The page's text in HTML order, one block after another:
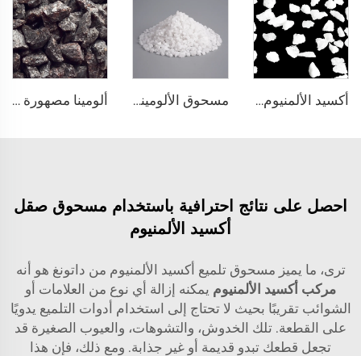
أكسيد الألمنيوم المصهور مسحوق الألومينا المصهور ألومينا مصهورة بنية
احصل على نتائج احترافية باستخدام مسحوق صقل
أكسيد الألمنيوم
ترى، ما يميز مسحوق تلميع أكسيد الألمنيوم من داتونغ هو أنه
مركب أكسيد الألمنيوم يمكنه إزالة أي نوع من العلامات أو
الشوائب تقريبًا بحيث لا تحتاج إلى استخدام أدوات التلميع يدويًا
على القطعة. تلك الخدوش، والتشوهات، والعيوب الصغيرة قد
تجعل قطعك تبدو قديمة أو غير جذابة. ومع ذلك، فإن هذا